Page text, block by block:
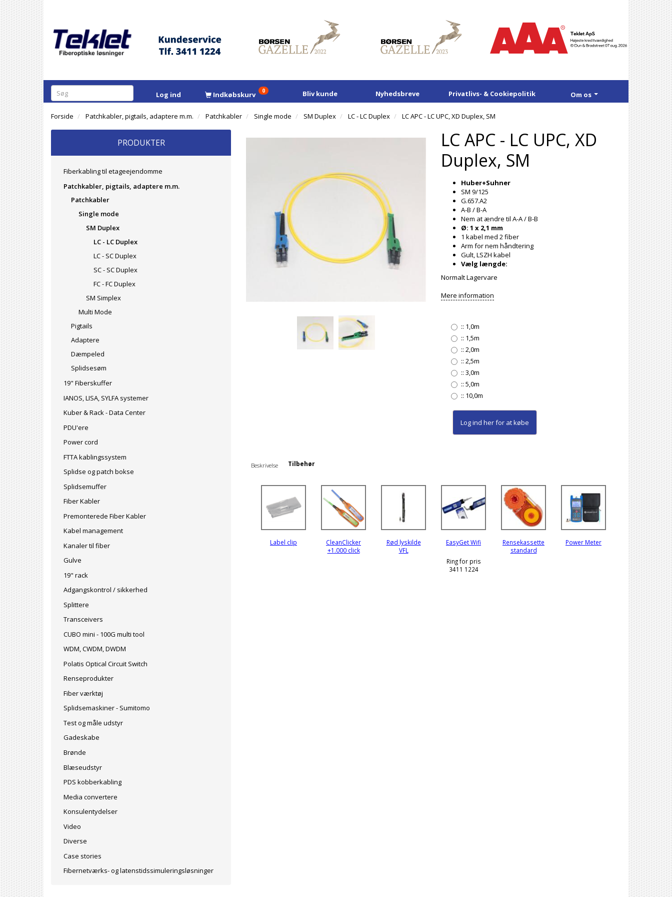
Log ind Indkøbskurv 0 Bliv kunde Nyhedsbreve Privatlivs- & Cookiepolitik Om os
Forside Patchkabler, pigtails, adaptere m.m. Patchkabler Single mode SM Duplex LC - LC Duplex LC APC - LC UPC, XD Duplex, SM
PRODUKTER
Fiberkabling til etageejendomme
Patchkabler, pigtails, adaptere m.m.
Patchkabler
Single mode
SM Duplex
LC - LC Duplex
LC - SC Duplex
SC - SC Duplex
FC - FC Duplex
SM Simplex
Multi Mode
Pigtails
Adaptere
Dæmpeled
Splidsesøm
19" Fiberskuffer
IANOS, LISA, SYLFA systemer
Kuber & Rack - Data Center
PDU'ere
Power cord
FTTA kablingssystem
Splidse og patch bokse
Splidsemuffer
Fiber Kabler
Premonterede Fiber Kabler
Kabel management
Kanaler til fiber
Gulve
19" rack
Adgangskontrol / sikkerhed
Splittere
Transceivers
CUBO mini - 100G multi tool
WDM, CWDM, DWDM
Polatis Optical Circuit Switch
Renseprodukter
Fiber værktøj
Splidsemaskiner - Sumitomo
Test og måle udstyr
Gadeskabe
Brønde
Blæseudstyr
PDS kobberkabling
Media convertere
Konsulentydelser
Video
Diverse
Case stories
Fibernetværks- og latenstidssimuleringsløsninger
LC APC - LC UPC, XD
Duplex, SM
Huber+Suhner
SM 9/125
G.657.A2
A-B / B-A
Nem at ændre til A-A / B-B
Ø: 1 x 2,1 mm
1 kabel med 2 fiber
Arm for nem håndtering
Gult, LSZH kabel
Vælg længde:
Normalt Lagervare
Mere information
:: 1,0m
:: 1,5m
:: 2,0m
:: 2,5m
:: 3,0m
:: 5,0m
:: 10,0m
Log ind herfor at købe
Beskrivelse Tilbehør
Label clip
CleanClicker
+1.000 click
Rød lyskilde
VFL
EasyGet Wifi
Ring for pris
3411 1224
Rensekassette
standard
Power Meter